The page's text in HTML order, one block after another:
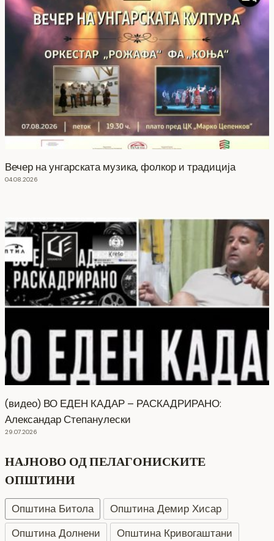
Вечер на унгарската музика, фолкор и традиција
04.08.2026
(видео) ВО ЕДЕН КАДАР – РАСКАДРИРАНО:
Александар Степанулески
29.07.2026
НАЈНОВО ОД ПЕЛАГОНИСКИТЕ
ОПШТИНИ
Општина Битола
Општина Демир Хисар
Општина Долнени
Општина Кривогаштани